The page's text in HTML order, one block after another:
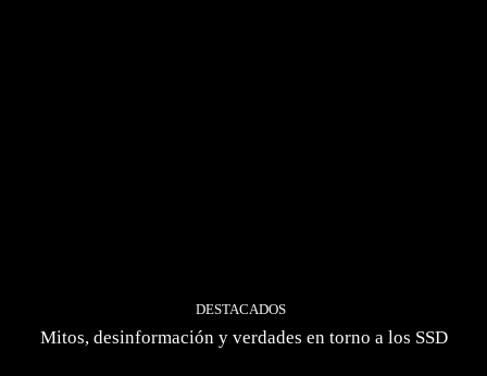
DESTACADOS
Mitos, desinformación y verdades en torno a los SSD